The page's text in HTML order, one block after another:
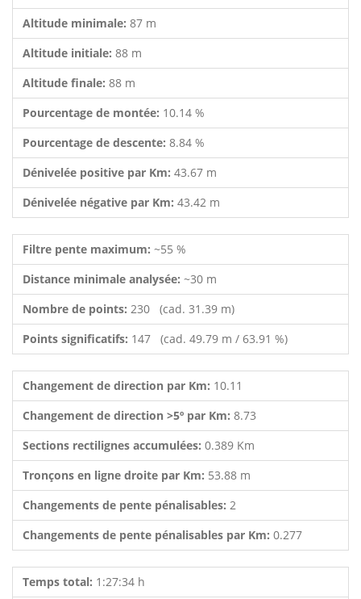
Altitude minimale: 87 m
Altitude initiale: 88 m
Altitude finale: 88 m
Pourcentage de montée: 10.14 %
Pourcentage de descente: 8.84 %
Dénivelée positive par Km: 43.67 m
Dénivelée négative par Km: 43.42 m
Filtre pente maximum: ~55 %
Distance minimale analysée: ~30 m
Nombre de points: 230 (cad. 31.39 m)
Points significatifs: 147 (cad. 49.79 m / 63.91 %)
Changement de direction par Km: 10.11
Changement de direction >5º par Km: 8.73
Sections rectilignes accumulées: 0.389 Km
Tronçons en ligne droite par Km: 53.88 m
Changements de pente pénalisables: 2
Changements de pente pénalisables par Km: 0.277
Temps total: 1:27:34 h